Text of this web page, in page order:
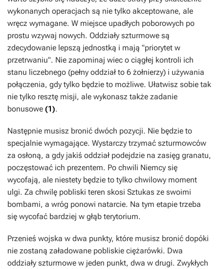
wykonanych operacjach są nie tylko akceptowane, ale
wręcz wymagane. W miejsce upadłych poborowych po
prostu wzywaj nowych. Oddziały szturmowe są
zdecydowanie lepszą jednostką i mają "priorytet w
przetrwaniu". Nie zapominaj wiec o ciągłej kontroli ich
stanu liczebnego (pełny oddział to 6 żołnierzy) i używania
połączenia, gdy tylko będzie to możliwe. Ułatwisz sobie tak
nie tylko resztę misji, ale wykonasz także zadanie
bonusowe (1).
Następnie musisz bronić dwóch pozycji. Nie będzie to
specjalnie wymagające. Wystarczy trzymać szturmowców
za osłoną, a gdy jakiś oddział podejdzie na zasięg granatu,
poczęstować ich prezentem. Po chwili Niemcy się
wycofają, ale niestety będzie to tylko chwilowy moment
ulgi. Za chwilę pobliski teren skosi Sztukas ze swoimi
bombami, a wróg ponowi natarcie. Na tym etapie trzeba
się wycofać bardziej w głąb terytorium.
Przenieś wojska w dwa punkty, które musisz bronić dopóki
nie zostaną załadowane pobliskie ciężarówki. Dwa
oddziały szturmowe w jeden punkt, dwa w drugi. Zwykłych